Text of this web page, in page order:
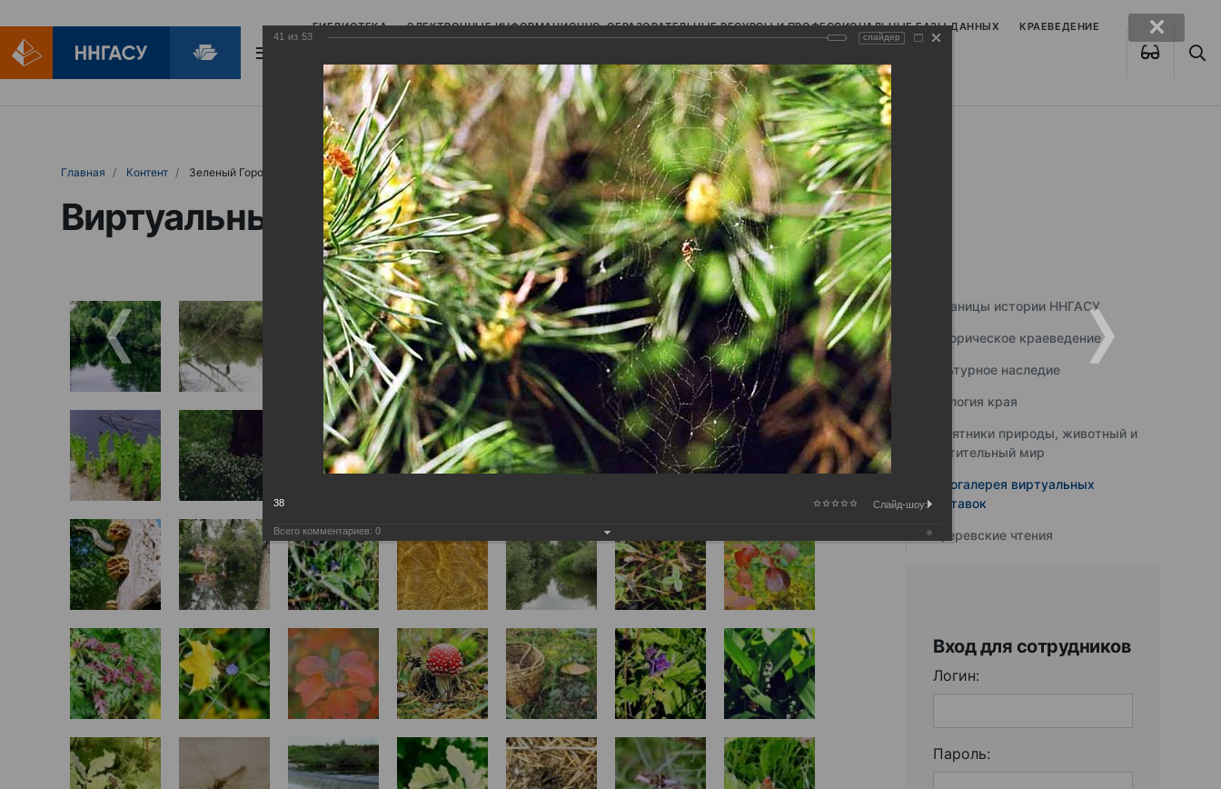
БИБЛИОТЕКА ЭЛЕКТРОННЫЕ ИНФОРМАЦИОННО-ОБРАЗОВАТЕЛЬНЫЕ РЕСУРСЫ И ПРОФЕССИОНАЛЬНЫЕ БАЗЫ ДАННЫХ КРАЕВЕДЕНИЕ
БИБЛИОПОМОЩЬ
Главная Контент Зеленый Город
Виртуальные выставки (фотоальбомы)
Страницы истории ННГАСУ
Историческое краеведение
Культурное наследие
Экология края
Памятники природы, животный и
растительный мир
Фотогалерея виртуальных
выставок
Юферевские чтения
Вход для сотрудников
Логин:
Пароль:
41 из 53 слайдер
38 Слайд-шоу:
Всего комментариев: 0